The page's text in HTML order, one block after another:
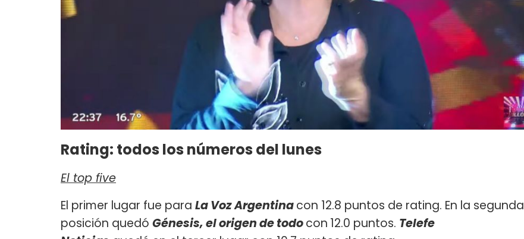
Rating: todos los números del lunes
El top five
El primer lugar fue para La Voz Argentinacon 12.8 puntos de rating. En la segunda
posición quedó Génesis, el origen de todocon 12.0 puntos. Telefe